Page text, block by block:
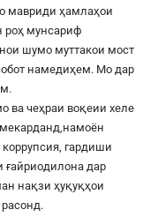
мавриди ҳамлаҳои
роҳ мунсариф
шумо муттакои мост
намедиҳем. Мо дар
ва чеҳраи воқеии хеле
мекарданд,намоён
коррупсия, гардиши
ғайриодилона дар
нақзи ҳуқуқҳои